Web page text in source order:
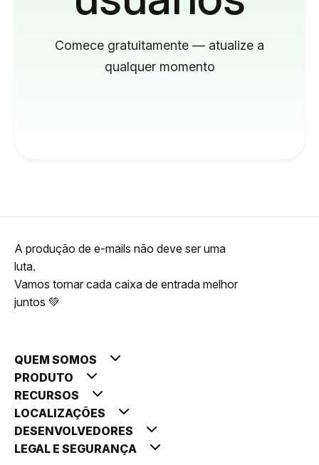
Comece gratuitamente — atualize a
qualquer momento
A produção de e-mails não deve ser uma
luta.
Vamos tornar cada caixa de entrada melhor
juntos 💚
QUEM SOMOS
PRODUTO
RECURSOS
LOCALIZAÇÕES
DESENVOLVEDORES
LEGAL E SEGURANÇA